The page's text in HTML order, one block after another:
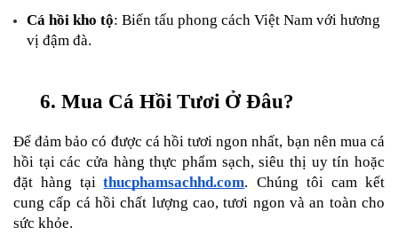
Cá hồi kho tộ: Biến tấu phong cách Việt Nam với hương
vị đậm đà.
6. Mua Cá Hồi Tươi Ở Đâu?
Để đảm bảo có được cá hồi tươi ngon nhất, bạn nên mua cá
hồi tại các cửa hàng thực phẩm sạch, siêu thị uy tín hoặc
đặt hàng tại thucphamsachhd.com. Chúng tôi cam kết
cung cấp cá hồi chất lượng cao, tươi ngon và an toàn cho
sức khỏe.